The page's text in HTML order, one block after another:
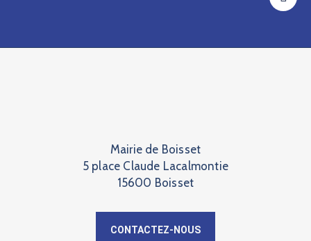
Mairie de Boisset
5 place Claude Lacalmontie
15600 Boisset
CONTACTEZ-NOUS